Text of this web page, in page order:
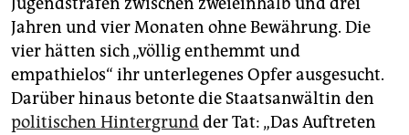
Jugendstrafen zwischen zweieinhalb und drei
Jahren und vier Monaten ohne Bewährung. Die
vier hätten sich „völlig enthemmt und
empathielos“ ihr unterlegenes Opfer ausgesucht.
Darüber hinaus betonte die Staatsanwältin den
politischen Hintergrundder Tat: „Das Auftreten